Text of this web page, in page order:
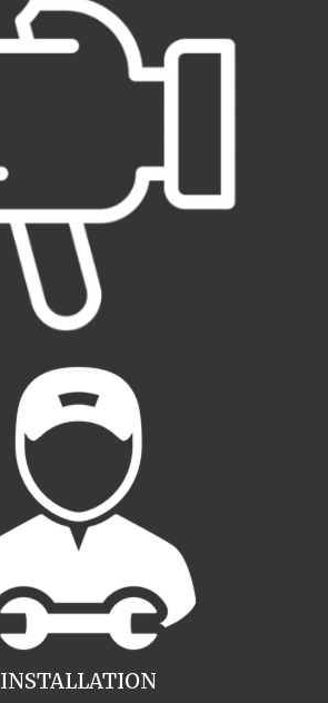
INSTALLATION